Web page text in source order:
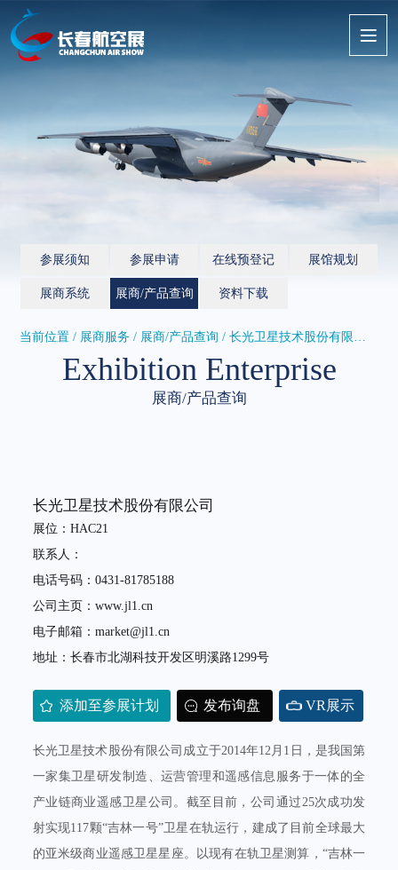
参展须知 参展申请 在线预登记 展馆规划
展商系统 展商/产品查询 资料下载
当前位置 / 展商服务 / 展商/产品查询 / 长光卫星技术股份有限公司
Exhibition Enterprise
展商/产品查询
长光卫星技术股份有限公司
展位：HAC21
联系人：
电话号码：0431-81785188
公司主页：www.jl1.cn
电子邮箱：market@jl1.cn
地址：长春市北湖科技开发区明溪路1299号
添加至参展计划 发布询盘 VR展示
长光卫星技术股份有限公司成立于2014年12月1日，是我国第
一家集卫星研发制造、运营管理和遥感信息服务于一体的全
产业链商业遥感卫星公司。截至目前，公司通过25次成功发
射实现117颗“吉林一号”卫星在轨运行，建成了目前全球最大
的亚米级商业遥感卫星星座。以现有在轨卫星测算，“吉林一